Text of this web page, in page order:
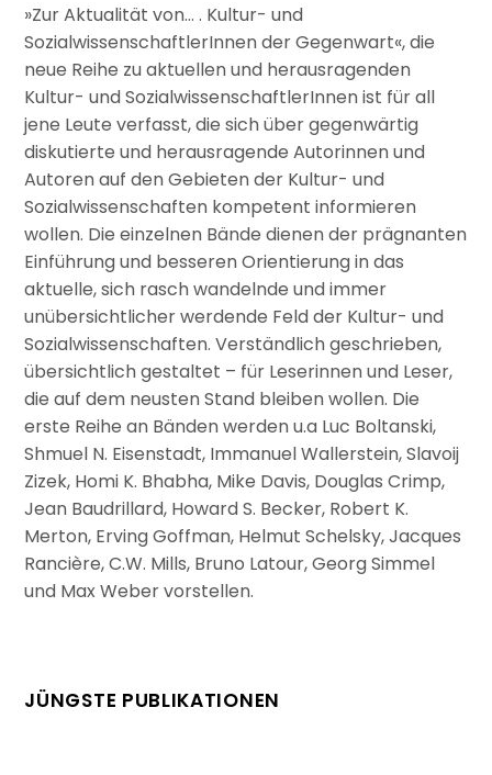
»Zur Aktualität von… . Kultur- und
SozialwissenschaftlerInnen der Gegenwart«, die
neue Reihe zu aktuellen und herausragenden
Kultur- und SozialwissenschaftlerInnen ist für all
jene Leute verfasst, die sich über gegenwärtig
diskutierte und herausragende Autorinnen und
Autoren auf den Gebieten der Kultur- und
Sozialwissenschaften kompetent informieren
wollen. Die einzelnen Bände dienen der prägnanten
Einführung und besseren Orientierung in das
aktuelle, sich rasch wandelnde und immer
unübersichtlicher werdende Feld der Kultur- und
Sozialwissenschaften. Verständlich geschrieben,
übersichtlich gestaltet – für Leserinnen und Leser,
die auf dem neusten Stand bleiben wollen. Die
erste Reihe an Bänden werden u.a Luc Boltanski,
Shmuel N. Eisenstadt, Immanuel Wallerstein, Slavoij
Zizek, Homi K. Bhabha, Mike Davis, Douglas Crimp,
Jean Baudrillard, Howard S. Becker, Robert K.
Merton, Erving Goffman, Helmut Schelsky, Jacques
Rancière, C.W. Mills, Bruno Latour, Georg Simmel
und Max Weber vorstellen.
JÜNGSTE PUBLIKATIONEN